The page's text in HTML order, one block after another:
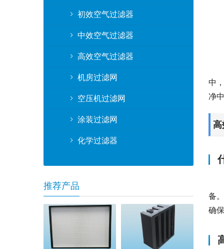
中，
净
高
备
确
初效空气过滤器
中效空气过滤器
高效空气过滤器
机房过滤网
空压机过滤网
涂装过滤网
化学过滤器
推荐产品